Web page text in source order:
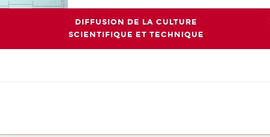
DIFFUSION DE LA CULTURE
SCIENTIFIQUE ET TECHNIQUE